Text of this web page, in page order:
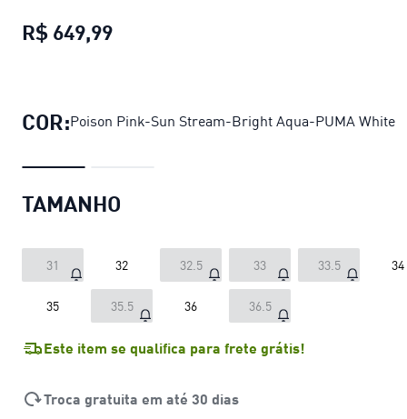
R$ 649,99
COR:Poison Pink-Sun Stream-Bright Aqua-PUMA White
TAMANHO
31 32 32.5 33 33.5 34
35 35.5 36 36.5
Este item se qualifica para frete grátis!
Troca gratuita em até 30 dias